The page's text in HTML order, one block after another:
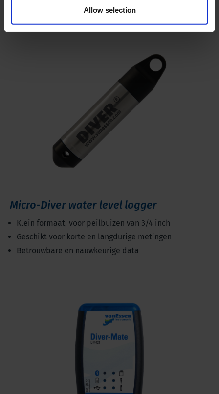
Allow selection
Micro-Diver water level logger
Klein formaat, voor peilbuizen van 3/4 inch
Geschikt voor korte en langdurige metingen
Betrouwbare en nauwkeurige data